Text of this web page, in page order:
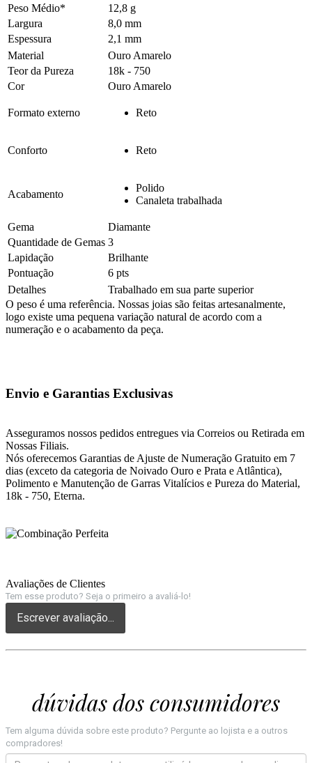
Peso Médio*
12,8 g
Largura
8,0 mm
Espessura
2,1 mm
Material
Ouro Amarelo
Teor da Pureza
18k - 750
Cor
Ouro Amarelo
Formato externo Reto
Conforto Reto
Acabamento
Polido
Canaleta trabalhada
Gema
Diamante
Quantidade de Gemas 3
Lapidação
Brilhante
Pontuação
6 pts
Detalhes
Trabalhado em sua parte superior
O peso é uma referência. Nossas joias são feitas artesanalmente,
logo existe uma pequena variação natural de acordo com a
numeração e o acabamento da peça.
Envio e Garantias Exclusivas
Asseguramos nossos pedidos entregues via Correios ou Retirada em
Nossas Filiais.
Nós oferecemos Garantias de Ajuste de Numeração Gratuito em 7
dias (exceto da categoria de Noivado Ouro e Prata e Atlântica),
Polimento e Manutenção de Garras Vitalícios e Pureza do Material,
18k - 750, Eterna.
Avaliações de Clientes
Tem esse produto? Seja o primeiro a avaliá-lo!
Escrever avaliação...
dúvidas dos consumidores
Tem alguma dúvida sobre este produto? Pergunte ao lojista e a outros
compradores!